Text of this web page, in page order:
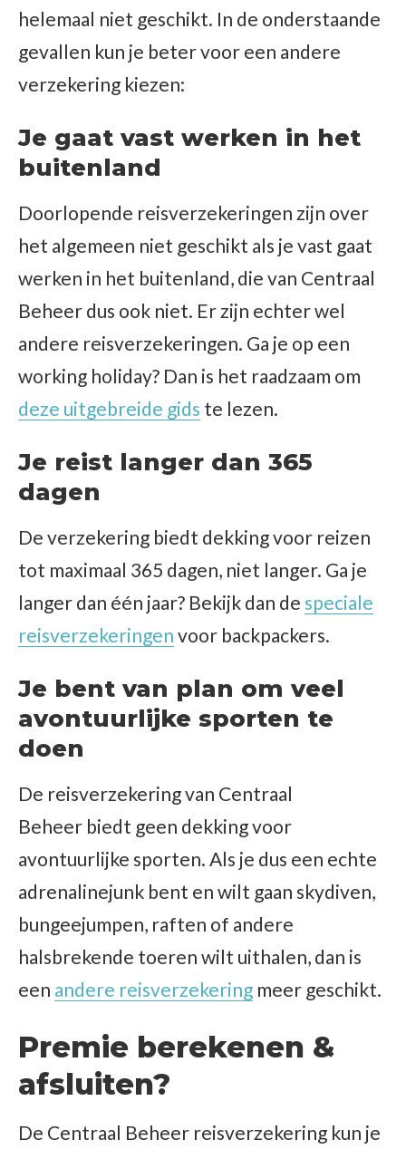
helemaal niet geschikt. In de onderstaande
gevallen kun je beter voor een andere
verzekering kiezen:
Je gaat vast werken in het
buitenland
Doorlopende reisverzekeringen zijn over
het algemeen niet geschikt als je vast gaat
werken in het buitenland, die van Centraal
Beheer dus ook niet. Er zijn echter wel
andere reisverzekeringen. Ga je op een
working holiday? Dan is het raadzaam om
deze uitgebreide gids te lezen.
Je reist langer dan 365
dagen
De verzekering biedt dekking voor reizen
tot maximaal 365 dagen, niet langer. Ga je
langer dan één jaar? Bekijk dan de speciale
reisverzekeringen voor backpackers.
Je bent van plan om veel
avontuurlijke sporten te
doen
De reisverzekering van Centraal
Beheer biedt geen dekking voor
avontuurlijke sporten. Als je dus een echte
adrenalinejunk bent en wilt gaan skydiven,
bungeejumpen, raften of andere
halsbrekende toeren wilt uithalen, dan is
een andere reisverzekering meer geschikt.
Premie berekenen &
afsluiten?
De Centraal Beheer reisverzekering kun je